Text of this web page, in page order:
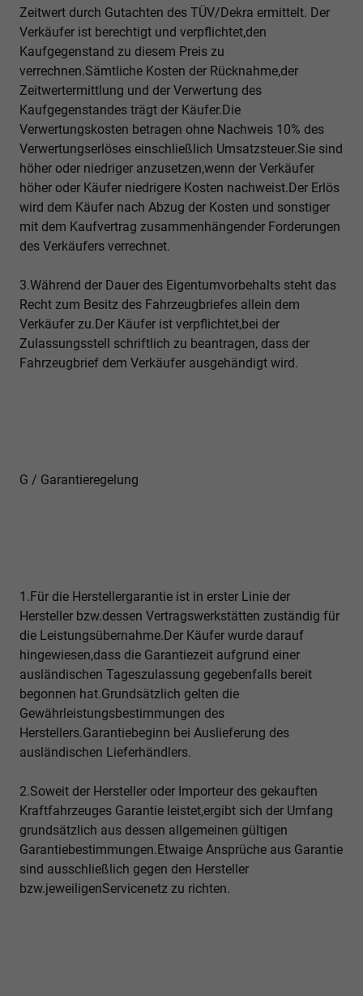
Zeitwert durch Gutachten des TÜV/Dekra ermittelt. Der
Verkäufer ist berechtigt und verpflichtet,den
Kaufgegenstand zu diesem Preis zu
verrechnen.Sämtliche Kosten der Rücknahme,der
Zeitwertermittlung und der Verwertung des
Kaufgegenstandes trägt der Käufer.Die
Verwertungskosten betragen ohne Nachweis 10% des
Verwertungserlöses einschließlich Umsatzsteuer.Sie sind
höher oder niedriger anzusetzen,wenn der Verkäufer
höher oder Käufer niedrigere Kosten nachweist.Der Erlös
wird dem Käufer nach Abzug der Kosten und sonstiger
mit dem Kaufvertrag zusammenhängender Forderungen
des Verkäufers verrechnet.
3.Während der Dauer des Eigentumvorbehalts steht das
Recht zum Besitz des Fahrzeugbriefes allein dem
Verkäufer zu.Der Käufer ist verpflichtet,bei der
Zulassungsstell schriftlich zu beantragen, dass der
Fahrzeugbrief dem Verkäufer ausgehändigt wird.
G / Garantieregelung
1.Für die Herstellergarantie ist in erster Linie der
Hersteller bzw.dessen Vertragswerkstätten zuständig für
die Leistungsübernahme.Der Käufer wurde darauf
hingewiesen,dass die Garantiezeit aufgrund einer
ausländischen Tageszulassung gegebenfalls bereit
begonnen hat.Grundsätzlich gelten die
Gewährleistungsbestimmungen des
Herstellers.Garantiebeginn bei Auslieferung des
ausländischen Lieferhändlers.
2.Soweit der Hersteller oder Importeur des gekauften
Kraftfahrzeuges Garantie leistet,ergibt sich der Umfang
grundsätzlich aus dessen allgemeinen gültigen
Garantiebestimmungen.Etwaige Ansprüche aus Garantie
sind ausschließlich gegen den Hersteller
bzw.jeweiligenServicenetz zu richten.